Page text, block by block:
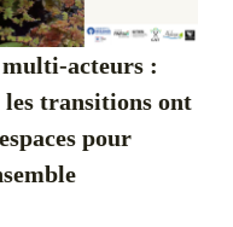
acteurs :
transitions ont
pour